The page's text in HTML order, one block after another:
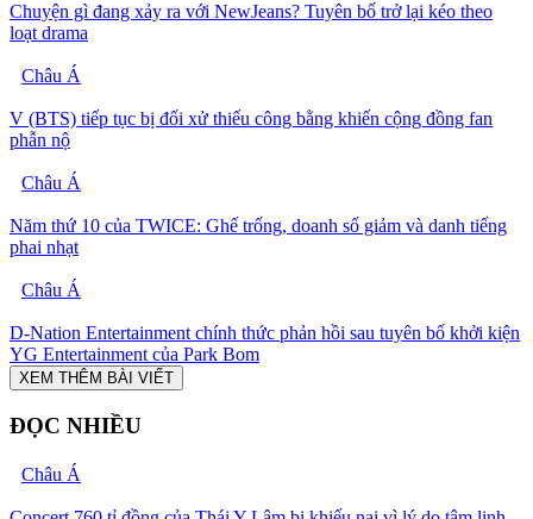
Chuyện gì đang xảy ra với NewJeans? Tuyên bố trở lại kéo theo
loạt drama
Châu Á
V (BTS) tiếp tục bị đối xử thiếu công bằng khiến cộng đồng fan
phẫn nộ
Châu Á
Năm thứ 10 của TWICE: Ghế trống, doanh số giảm và danh tiếng
phai nhạt
Châu Á
D-Nation Entertainment chính thức phản hồi sau tuyên bố khởi kiện
YG Entertainment của Park Bom
XEM THÊM BÀI VIẾT
ĐỌC NHIỀU
Châu Á